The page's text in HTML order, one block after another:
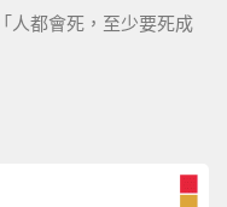
人都會死，至少要死成